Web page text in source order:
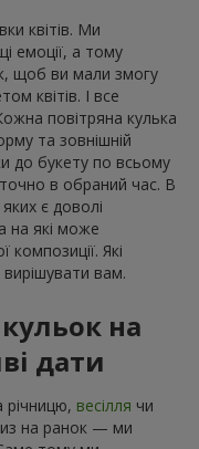
квітів. Ми
емоції, а тому
щоб ви мали змогу
квітів. І все
повітряна кулька
та зовнішній
до букету по всьому
в обраний час. В
є доволі
на які може
Які
вирішувати вам.
на
дати
річницю, весілля чи
на ранок — ми